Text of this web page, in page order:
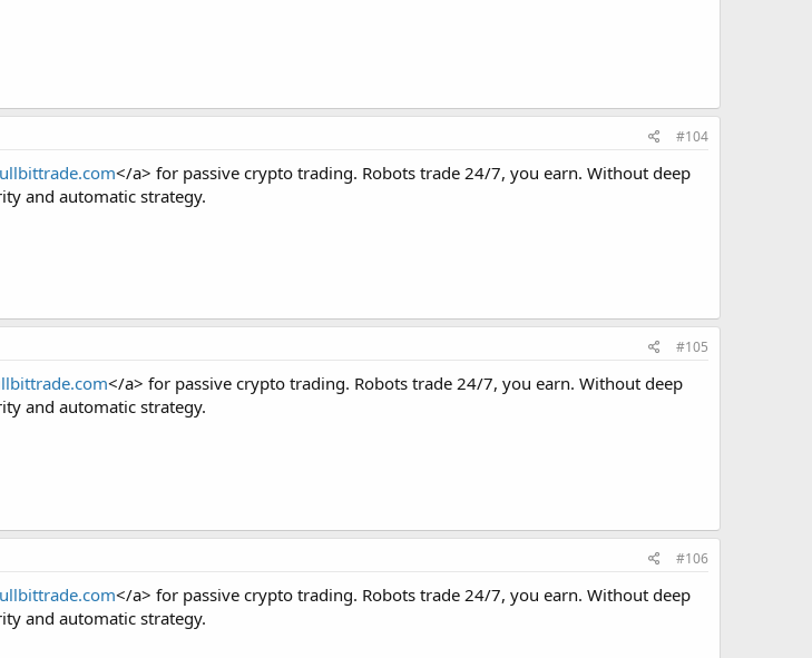
#104
</a> for passive crypto trading. Robots trade 24/7, you earn. Without deep
and automatic strategy.
#105
</a> for passive crypto trading. Robots trade 24/7, you earn. Without deep
and automatic strategy.
#106
</a> for passive crypto trading. Robots trade 24/7, you earn. Without deep
and automatic strategy.